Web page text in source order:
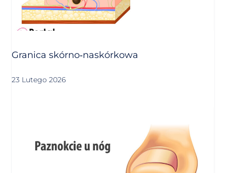
Granica skórno‑naskórkowa
23 Lutego 2026